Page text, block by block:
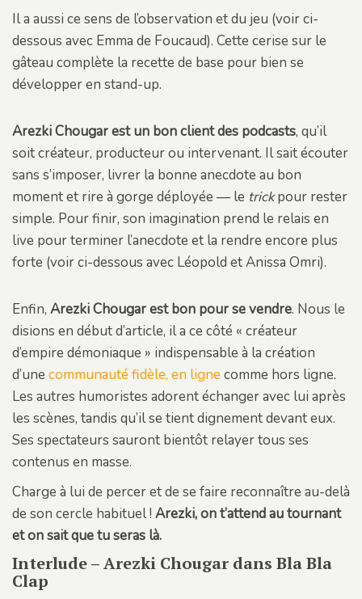
Il a aussi ce sens de l’observation et du jeu (voir ci-
dessous avec Emma de Foucaud). Cette cerise sur le
gâteau complète la recette de base pour bien se
développer en stand-up.
Arezki Chougar est un bon client des podcasts, qu’il
soit créateur, producteur ou intervenant. Il sait écouter
sans s’imposer, livrer la bonne anecdote au bon
moment et rire à gorge déployée — le trickpour rester
simple. Pour finir, son imagination prend le relais en
live pour terminer l’anecdote et la rendre encore plus
forte (voir ci-dessous avec Léopold et Anissa Omri).
Enfin, Arezki Chougar est bon pour se vendre. Nous le
disions en début d’article, il a ce côté « créateur
d’empire démoniaque » indispensable à la création
d’une communauté fidèle, en lignecomme hors ligne.
Les autres humoristes adorent échanger avec lui après
les scènes, tandis qu’il se tient dignement devant eux.
Ses spectateurs sauront bientôt relayer tous ses
contenus en masse.
Charge à lui de percer et de se faire reconnaître au-delà
de son cercle habituel ! Arezki, on t’attend au tournant
et on sait que tu seras là.
Interlude – Arezki Chougar dans Bla Bla
Clap